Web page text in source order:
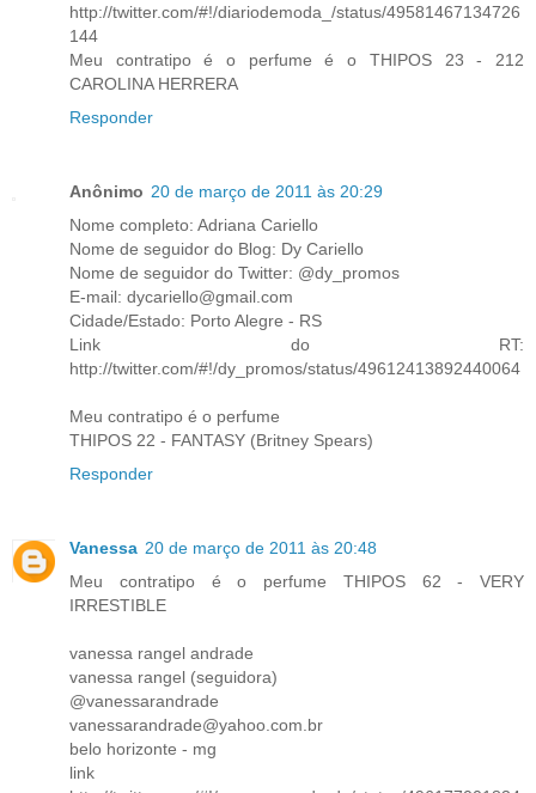
http://twitter.com/#!/diariodemoda_/status/49581467134726
144
Meu contratipo é o perfume é o THIPOS 23 - 212
CAROLINA HERRERA
Responder
Anônimo 20 de março de 2011 às 20:29
Nome completo: Adriana Cariello
Nome de seguidor do Blog: Dy Cariello
Nome de seguidor do Twitter: @dy_promos
E-mail: dycariello@gmail.com
Cidade/Estado: Porto Alegre - RS
Link do RT:
http://twitter.com/#!/dy_promos/status/49612413892440064
Meu contratipo é o perfume
THIPOS 22 - FANTASY (Britney Spears)
Responder
Vanessa 20 de março de 2011 às 20:48
Meu contratipo é o perfume THIPOS 62 - VERY
IRRESTIBLE
vanessa rangel andrade
vanessa rangel (seguidora)
@vanessarandrade
vanessarandrade@yahoo.com.br
belo horizonte - mg
link